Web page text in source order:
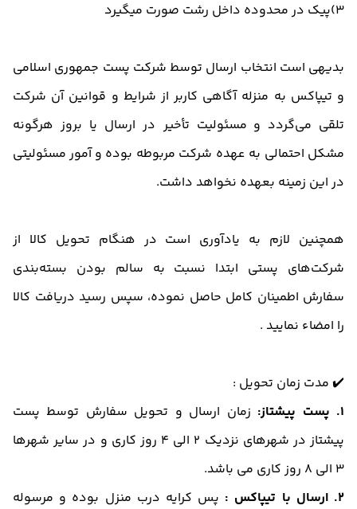
3)پیک در محدوده داخل رشت صورت میگیرد
بدیهی است انتخاب ارسال توسط شرکت پست جمهوری اسلامی
و تیپاکس به منزله آگاهی کاربر از شرایط و قوانین آن شرکت
تلقی می‌گردد و مسئولیت تأخیر در ارسال یا بروز هرگونه
مشکل احتمالی به عهده شرکت مربوطه بوده و آمور مسئولیتی
در این زمینه بعهده نخواهد داشت.
همچنین لازم به یادآوری است در هنگام تحویل کالا از
شرکت‌های پستی ابتدا نسبت به سالم بودن بسته‌بندی
سفارش اطمینان کامل حاصل نموده، سپس رسید دریافت کالا
را امضاء نمایید .
✔️ مدت زمان تحویل :
1. پست پیشتاز:
زمان ارسال و تحویل سفارش توسط پست
پیشتاز در شهرهای نزدیک 2 الی 4 روز کاری و در سایر شهر‌ها
3 الی 8 روز کاری می باشد.
2. ارسال با تیپاکس :
پس کرایه درب منزل بوده و مرسوله